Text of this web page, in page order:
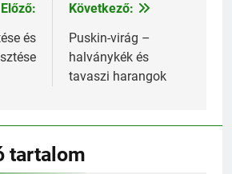
Előző:
és
Következő:
Puskin-virág –
halványkék és
tavaszi harangok
tartalom